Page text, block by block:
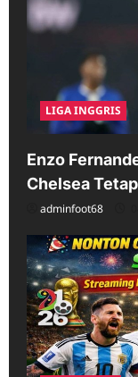
LIGA INGGRIS
Enzo
Chelsea
adminfoot68